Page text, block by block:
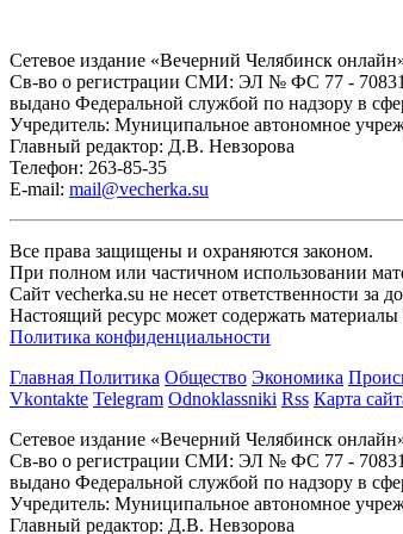
Сетевое издание «Вечерний Челябинск
Cв-во о регистрации СМИ: ЭЛ № ФС 77 - 70831
выдано Федеральной службой по надзору в
Учредитель: Муниципальное автономное
Главный редактор: Д.В. Невзорова
Телефон: 263-85-35
E-mail: mail@vecherka.su
Все права защищены и охраняются законом.
При полном или частичном использовании
Сайт vecherka.su не несет ответственности
Настоящий ресурс может содержать материалы
Политика конфиденциальности
Главная Политика Общество Экономика
Vkontakte Telegram Odnoklassniki Rss Карта
Сетевое издание «Вечерний Челябинск
Cв-во о регистрации СМИ: ЭЛ № ФС 77 - 70831
выдано Федеральной службой по надзору в
Учредитель: Муниципальное автономное
Главный редактор: Д.В. Невзорова